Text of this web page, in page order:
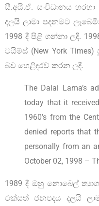
සී.අයි.ඒ. සංවිධානය
දලයි ලාමා පදනමට
1998 දී පිළි ගන්නා ලදී.
ටයිම්ස් (New York
බව හෙළිදරව් කරන ලදී.
The Dalai Lama’s
today that it
1960’s from the
denied reports that
personally from an
October 02, 1998 –
1989 දී ඔහු නොබෙල්
එක්සත් ජනපදය දලයි